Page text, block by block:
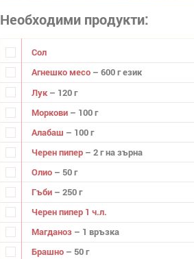
Необходими продукти
Сол
Агнешко месо – 600 г език
Лук – 120 г
Моркови – 100 г
Алабаш – 100 г
Черен пипер – 2 г на зърна
Олио – 50 г
Гъби – 250 г
Черен пипер 1 ч.л.
Магданоз – 1 връзка
Брашно – 50 г